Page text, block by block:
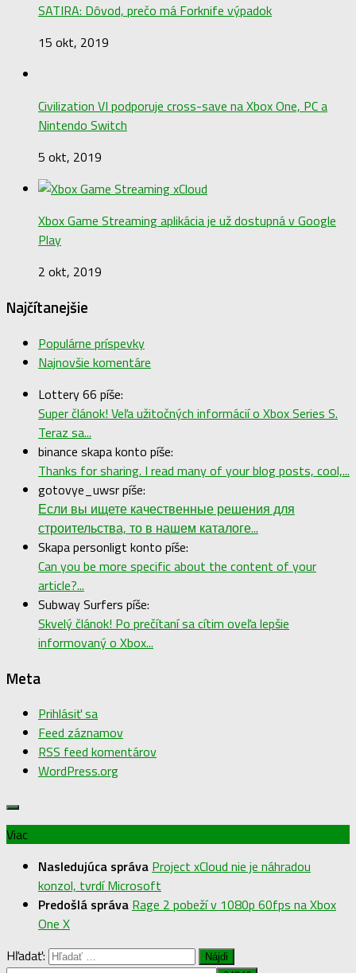
SATIRA: Dôvod, prečo má Forknife výpadok
15 okt, 2019
Civilization VI podporuje cross-save na Xbox One, PC a
Nintendo Switch
5 okt, 2019
Xbox Game Streaming aplikácia je už dostupná v Google
Play
2 okt, 2019
Najčítanejšie
Populárne príspevky
Najnovšie komentáre
Lottery 66 píše:
Super článok! Veľa užitočných informácií o Xbox Series S.
Teraz sa...
binance skapa konto píše:
Thanks for sharing. I read many of your blog posts, cool,...
gotovye_uwsr píše:
Если вы ищете качественные решения для
строительства, то в нашем каталоге...
Skapa personligt konto píše:
Can you be more specific about the content of your
article?...
Subway Surfers píše:
Skvelý článok! Po prečítaní sa cítim oveľa lepšie
informovaný o Xbox...
Meta
Prihlásiť sa
Feed záznamov
RSS feed komentárov
WordPress.org
Viac
Nasledujúca správa Project xCloud nie je náhradou
konzol, tvrdí Microsoft
Predošlá správa Rage 2 pobeží v 1080p 60fps na Xbox
One X
Hľadať: